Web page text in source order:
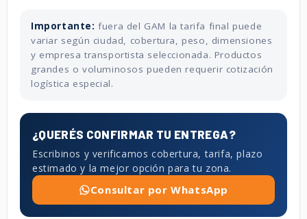
Importante: fuera del GAM la tarifa final puede
variar según ciudad, cobertura, peso, dimensiones
y empresa transportista seleccionada. Productos
grandes o voluminosos pueden requerir cotización
logística especial.
¿QUERÉS CONFIRMAR TU ENTREGA?
Escribinos y verificamos cobertura, tarifa, plazo
estimado y la mejor opción para tu zona.
Consultar por WhatsApp